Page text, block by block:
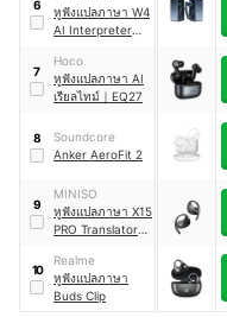
6
หูฟังแปลภาษา W4
AI Interpreter
7
Hoco
หูฟังแปลภาษา AI
เรียลไทม์ ｜ EQ27
8
Soundcore
Anker AeroFit 2
9
MINISO
หูฟังแปลภาษา X15
PRO Translator
10
Realme
หูฟังแปลภาษา
Buds Clip